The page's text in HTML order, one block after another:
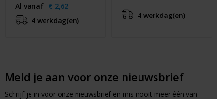
Al vanaf € 2,62
4 werkdag(en)
4 werkdag(en)
Meld je aan voor onze nieuwsbrief
Schrijf je in voor onze nieuwsbrief en mis nooit meer één van